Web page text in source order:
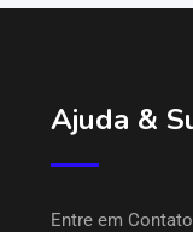
Ajuda &
Entre em Contato